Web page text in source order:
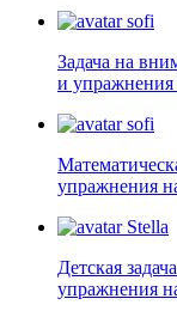
sofi
Задача на
и упражнения
sofi
упражнения
Stella
Детская
упражнения